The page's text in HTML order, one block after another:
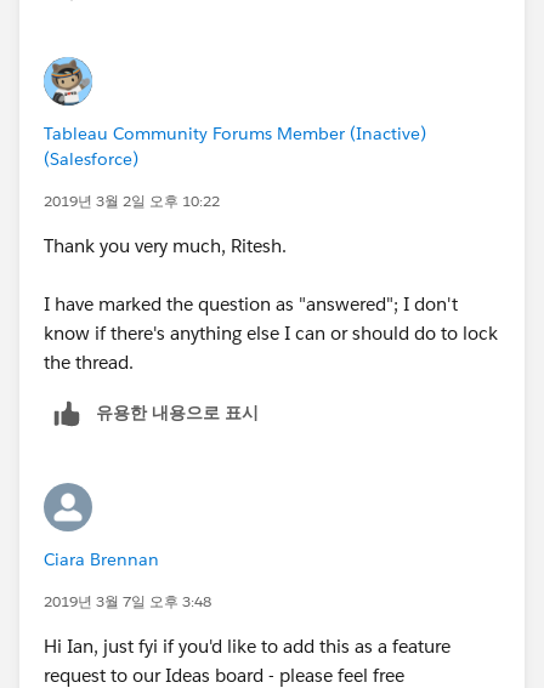
Tableau Community Forums Member (Inactive)
(Salesforce)
2019년 3월 2일 오후 10:22
Thank you very much, Ritesh.
I have marked the question as "answered"; I don't
know if there's anything else I can or should do to lock
the thread.
유용한 내용으로 표시
Ciara Brennan
2019년 3월 7일 오후 3:48
Hi Ian, just fyi if you'd like to add this as a feature
request to our Ideas board - please feel free